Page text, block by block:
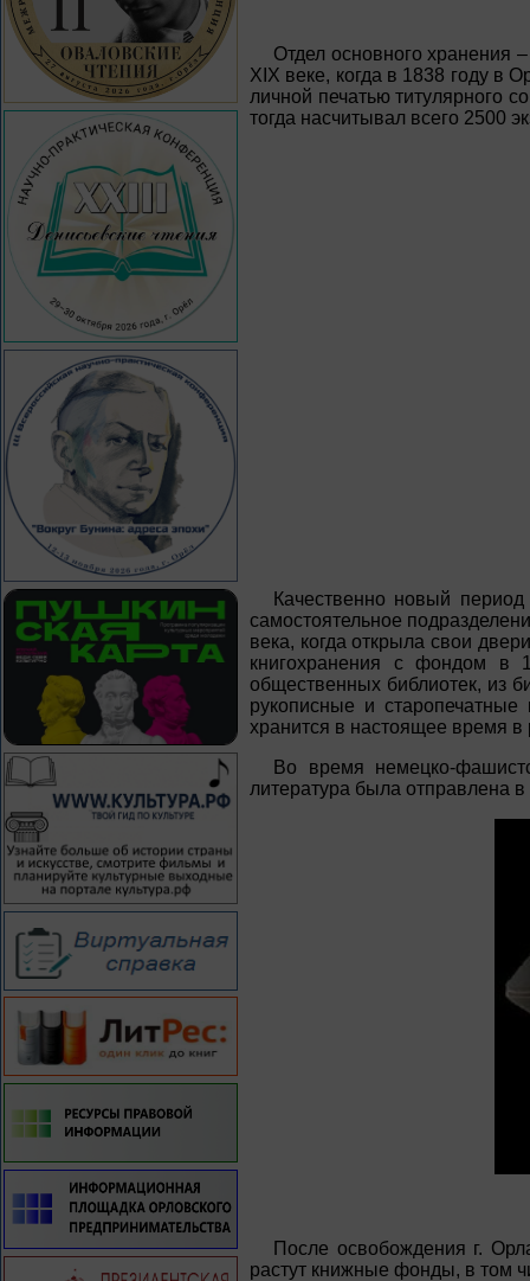
Отдел основного хранения
XIX веке, когда в 1838 году в
личной печатью титулярного
тогда насчитывал всего 2500
Качественно новый
самостоятельное
века, когда открыла свои
книгохранения с фондом в
общественных библиотек, из
рукописные и
хранится в настоящее время
Во время немецко-
литература была отправлена
После освобождения г.
растут книжные фонды, в том